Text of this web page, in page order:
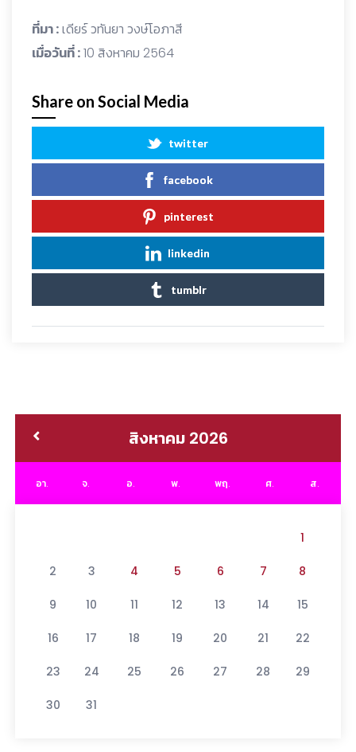
ที่มา :เดียร์ วทันยา วงษ์โอภาสี
เมื่อวันที่ :10 สิงหาคม 2564
Share on Social Media
twitter
facebook
pinterest
linkedin
tumblr
สิงหาคม 2026
อา. จ. อ. พ. พฤ. ศ. ส.
1
2 3 4 5 6 7 8
9 10 11 12 13 14 15
16 17 18 19 20 21 22
23 24 25 26 27 28 29
30 31